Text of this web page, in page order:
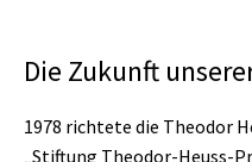
Die Zukunft
1978 richtete die Theodor
„Stiftung Theodor-Heuss-